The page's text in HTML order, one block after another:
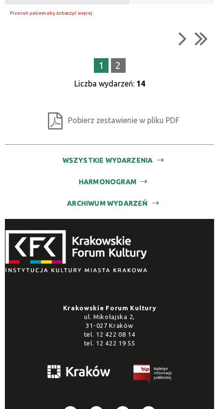
1 2
Liczba wydarzeń: 14
Pobierz zestawienie w pliku PDF
WSZYSTKIE WYDARZENIA
HARMONOGRAM
ARCHIWUM WYDARZEŃ
Krakowskie Forum Kultury
ul. Mikołajska 2,
31-027 Kraków
tel. 12 422 08 14
tel. 12 422 19 55